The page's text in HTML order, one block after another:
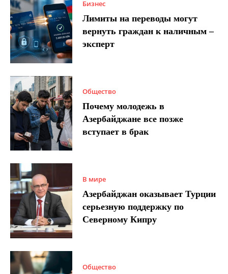
Бизнес
Лимиты на переводы могут
вернуть граждан к наличным –
эксперт
Общество
Почему молодежь в
Азербайджане все позже
вступает в брак
В мире
Азербайджан оказывает Турции
серьезную поддержку по
Северному Кипру
Общество